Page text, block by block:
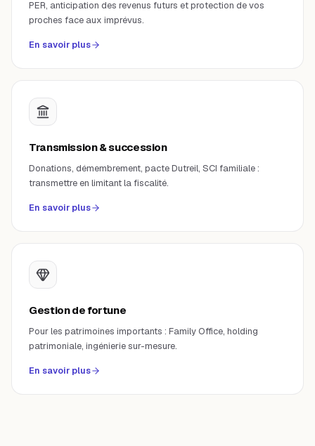
PER, anticipation des revenus futurs et protection de vos
proches face aux imprévus.
En savoir plus
Transmission & succession
Donations, démembrement, pacte Dutreil, SCI familiale :
transmettre en limitant la fiscalité.
En savoir plus
Gestion de fortune
Pour les patrimoines importants : Family Office, holding
patrimoniale, ingénierie sur-mesure.
En savoir plus